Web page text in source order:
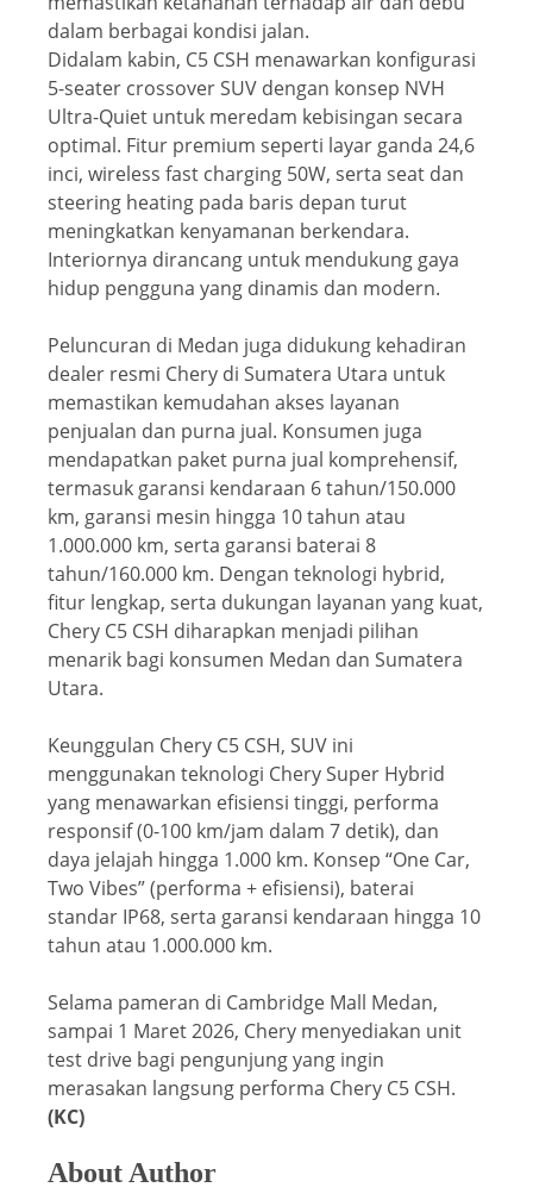
dalam berbagai kondisi jalan.
Didalam kabin, C5 CSH menawarkan konfigurasi
5-seater crossover SUV dengan konsep NVH
Ultra-Quiet untuk meredam kebisingan secara
optimal. Fitur premium seperti layar ganda 24,6
inci, wireless fast charging 50W, serta seat dan
steering heating pada baris depan turut
meningkatkan kenyamanan berkendara.
Interiornya dirancang untuk mendukung gaya
hidup pengguna yang dinamis dan modern.
Peluncuran di Medan juga didukung kehadiran
dealer resmi Chery di Sumatera Utara untuk
memastikan kemudahan akses layanan
penjualan dan purna jual. Konsumen juga
mendapatkan paket purna jual komprehensif,
termasuk garansi kendaraan 6 tahun/150.000
km, garansi mesin hingga 10 tahun atau
1.000.000 km, serta garansi baterai 8
tahun/160.000 km. Dengan teknologi hybrid,
fitur lengkap, serta dukungan layanan yang kuat,
Chery C5 CSH diharapkan menjadi pilihan
menarik bagi konsumen Medan dan Sumatera
Utara.
Keunggulan Chery C5 CSH, SUV ini
menggunakan teknologi Chery Super Hybrid
yang menawarkan efisiensi tinggi, performa
responsif (0-100 km/jam dalam 7 detik), dan
daya jelajah hingga 1.000 km. Konsep “One Car,
Two Vibes” (performa + efisiensi), baterai
standar IP68, serta garansi kendaraan hingga 10
tahun atau 1.000.000 km.
Selama pameran di Cambridge Mall Medan,
sampai 1 Maret 2026, Chery menyediakan unit
test drive bagi pengunjung yang ingin
merasakan langsung performa Chery C5 CSH.
(KC)
About Author